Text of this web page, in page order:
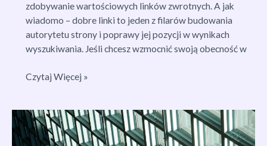
zdobywanie wartościowych linków zwrotnych. A jak
wiadomo – dobre linki to jeden z filarów budowania
autorytetu strony i poprawy jej pozycji w wynikach
wyszukiwania. Jeśli chcesz wzmocnić swoją obecność w
Dofollow
do
Skutecznego
Czytaj Więcej »